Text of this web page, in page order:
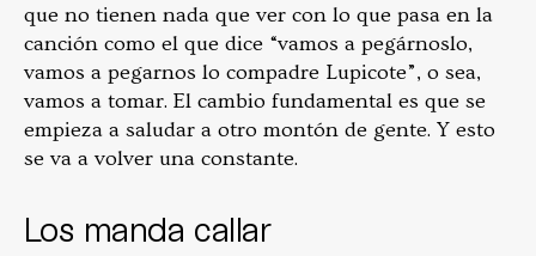
que no tienen nada que ver con lo que pasa en la
canción como el que dice “vamos a pegárnoslo,
vamos a pegarnos lo compadre Lupicote”, o sea,
vamos a tomar. El cambio fundamental es que se
empieza a saludar a otro montón de gente. Y esto
se va a volver una constante.
Los manda callar